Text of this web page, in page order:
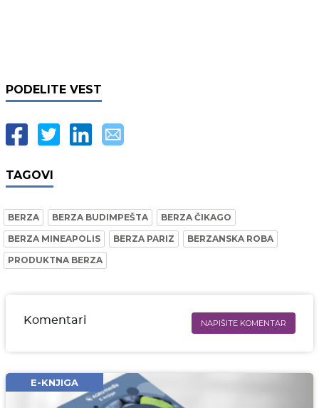
PODELITE VEST
TAGOVI
BERZA BERZA BUDIMPEŠTA
BERZA ČIKAGO
BERZA MINEAPOLIS
BERZA PARIZ
BERZANSKA ROBA
PRODUKTNA BERZA
Komentari NAPIŠITE KOMENTAR
Email* obavezno
E-KNJIGA